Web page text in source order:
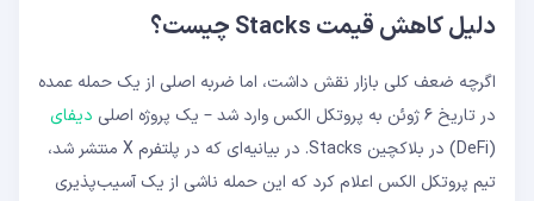
دلیل کاهش قیمت Stacks چیست؟
اگرچه ضعف کلی بازار نقش داشت، اما ضربه اصلی از یک حمله عمده
در تاریخ ۶ ژوئن به پروتکل الکس وارد شد – یک پروژه اصلی
دیفای
(DeFi) در بلاکچین Stacks. در بیانیه‌ای که در پلتفرم X منتشر شد،
تیم پروتکل الکس اعلام کرد که این حمله ناشی از یک آسیب‌پذیری